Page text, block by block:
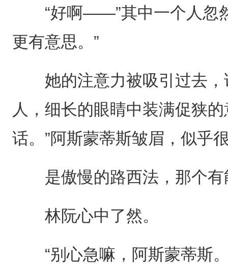
“好啊——”其中一个人忽然
更有意思。”
她的注意力被吸引过去，
人，细长的眼睛中装满促狭
话。”阿斯蒙蒂斯皱眉，似乎
是傲慢的路西法，那个有
林阮心中了然。
“别心急嘛，阿斯蒙蒂斯。